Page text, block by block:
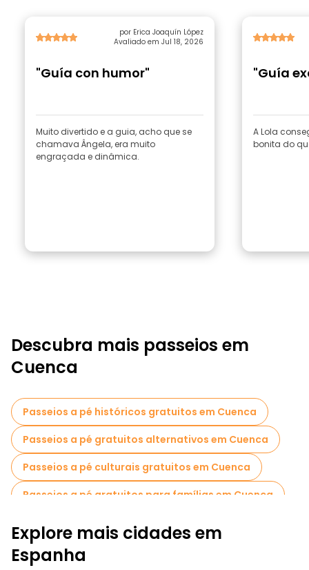
por Erica Joaquín López
Avaliado em Jul 18, 2026
"Guía con humor"
Muito divertido e a guia, acho que se
chamava Ângela, era muito
engraçada e dinâmica.
"Guía
A Lola
bonita do
Descubra mais passeios em
Cuenca
Passeios a pé históricos gratuitos em Cuenca
Passeios a pé gratuitos alternativos em Cuenca
Passeios a pé culturais gratuitos em Cuenca
Passeios a pé gratuitos para famílias em Cuenca
Passeios de bicicleta em Cuenca
Explore mais cidades em
Espanha